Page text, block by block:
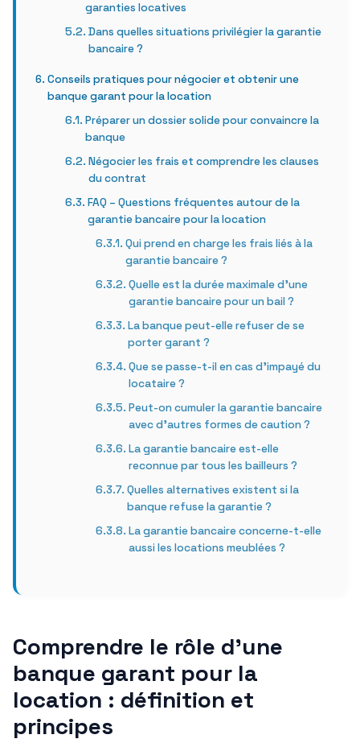
garanties locatives
Dans quelles situations privilégier la garantie
bancaire ?
Conseils pratiques pour négocier et obtenir une
banque garant pour la location
Préparer un dossier solide pour convaincre la
banque
Négocier les frais et comprendre les clauses
du contrat
FAQ – Questions fréquentes autour de la
garantie bancaire pour la location
Qui prend en charge les frais liés à la
garantie bancaire ?
Quelle est la durée maximale d’une
garantie bancaire pour un bail ?
La banque peut-elle refuser de se
porter garant ?
Que se passe-t-il en cas d’impayé du
locataire ?
Peut-on cumuler la garantie bancaire
avec d’autres formes de caution ?
La garantie bancaire est-elle
reconnue par tous les bailleurs ?
Quelles alternatives existent si la
banque refuse la garantie ?
La garantie bancaire concerne-t-elle
aussi les locations meublées ?
Comprendre le rôle d’une
banque garant pour la
location : définition et
principes